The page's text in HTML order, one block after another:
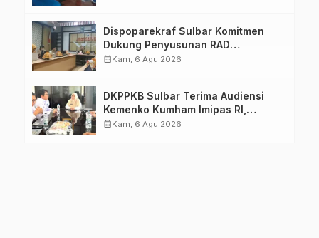
Dispoparekraf Sulbar Komitmen
Dukung Penyusunan RAD
TPB/SDGs Sulawesi Barat
calendar_monthKam, 6 Agu 2026
DKPPKB Sulbar Terima Audiensi
Kemenko Kumham Imipas RI,
Perkuat Pelayanan Kesehatan bagi
calendar_monthKam, 6 Agu 2026